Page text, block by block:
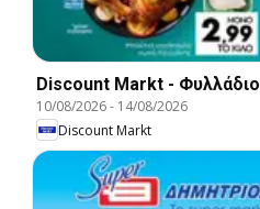
Discount Markt - Φυλλάδιο
10/08/2026- 14/08/2026
Discount Markt